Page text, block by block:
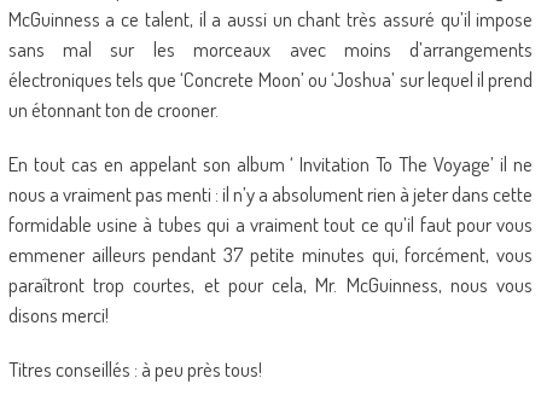
McGuinness a ce talent, il a aussi un chant très assuré qu’il impose
sans mal sur les morceaux avec moins d’arrangements
électroniques tels que ‘Concrete Moon’ ou ‘Joshua’ sur lequel il prend
un étonnant ton de crooner.
En tout cas en appelant son album ‘ Invitation To The Voyage’ il ne
nous a vraiment pas menti : il n’y a absolument rien à jeter dans cette
formidable usine à tubes qui a vraiment tout ce qu’il faut pour vous
emmener ailleurs pendant 37 petite minutes qui, forcément, vous
paraîtront trop courtes, et pour cela, Mr. McGuinness, nous vous
disons merci!
Titres conseillés : à peu près tous!